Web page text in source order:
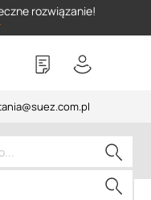
rozwiązanie!